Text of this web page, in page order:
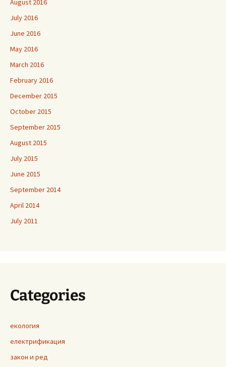
August 2016
July 2016
June 2016
May 2016
March 2016
February 2016
December 2015
October 2015
September 2015
August 2015
July 2015
June 2015
September 2014
April 2014
July 2011
Categories
екология
електрификация
закон и ред